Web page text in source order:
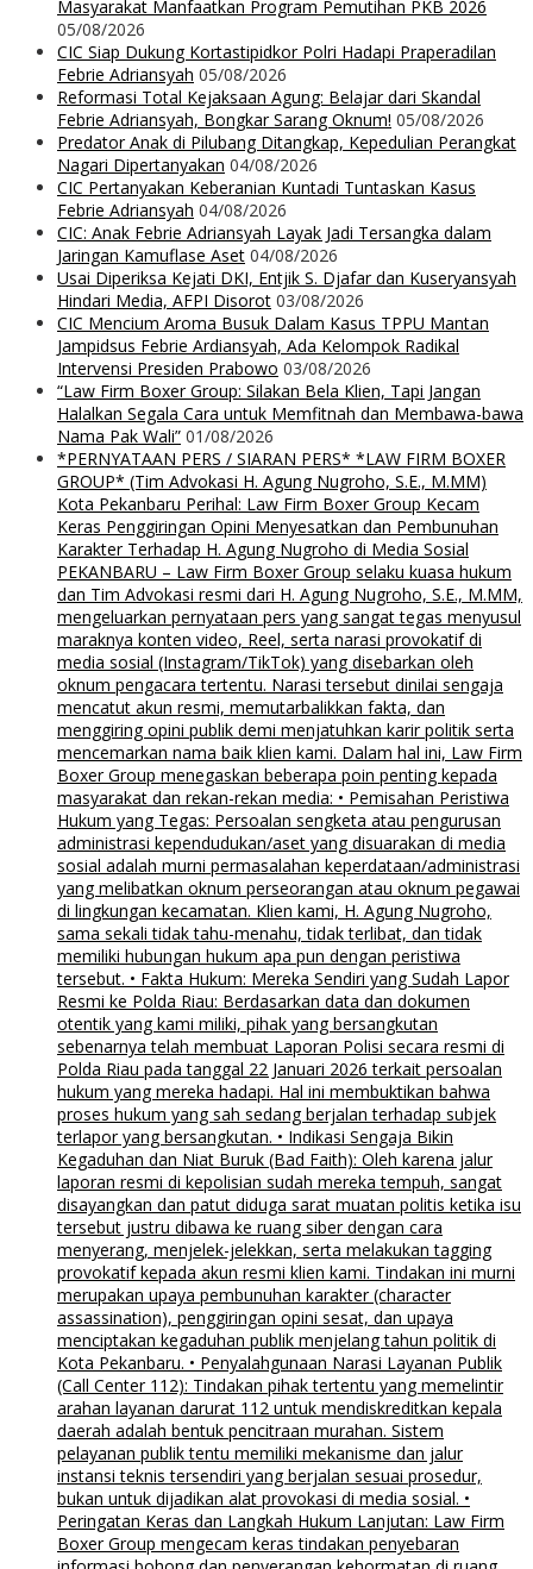
Masyarakat Manfaatkan Program Pemutihan PKB 2026
05/08/2026
CIC Siap Dukung Kortastipidkor Polri Hadapi Praperadilan
Febrie Adriansyah 05/08/2026
Reformasi Total Kejaksaan Agung: Belajar dari Skandal
Febrie Adriansyah, Bongkar Sarang Oknum! 05/08/2026
Predator Anak di Pilubang Ditangkap, Kepedulian Perangkat
Nagari Dipertanyakan 04/08/2026
CIC Pertanyakan Keberanian Kuntadi Tuntaskan Kasus
Febrie Adriansyah 04/08/2026
CIC: Anak Febrie Adriansyah Layak Jadi Tersangka dalam
Jaringan Kamuflase Aset 04/08/2026
Usai Diperiksa Kejati DKI, Entjik S. Djafar dan Kuseryansyah
Hindari Media, AFPI Disorot 03/08/2026
CIC Mencium Aroma Busuk Dalam Kasus TPPU Mantan
Jampidsus Febrie Ardiansyah, Ada Kelompok Radikal
Intervensi Presiden Prabowo 03/08/2026
“Law Firm Boxer Group: Silakan Bela Klien, Tapi Jangan
Halalkan Segala Cara untuk Memfitnah dan Membawa-bawa
Nama Pak Wali” 01/08/2026
*PERNYATAAN PERS / SIARAN PERS* *LAW FIRM BOXER
GROUP* (Tim Advokasi H. Agung Nugroho, S.E., M.MM)
Kota Pekanbaru Perihal: Law Firm Boxer Group Kecam
Keras Penggiringan Opini Menyesatkan dan Pembunuhan
Karakter Terhadap H. Agung Nugroho di Media Sosial
PEKANBARU – Law Firm Boxer Group selaku kuasa hukum
dan Tim Advokasi resmi dari H. Agung Nugroho, S.E., M.MM,
mengeluarkan pernyataan pers yang sangat tegas menyusul
maraknya konten video, Reel, serta narasi provokatif di
media sosial (Instagram/TikTok) yang disebarkan oleh
oknum pengacara tertentu. Narasi tersebut dinilai sengaja
mencatut akun resmi, memutarbalikkan fakta, dan
menggiring opini publik demi menjatuhkan karir politik serta
mencemarkan nama baik klien kami. Dalam hal ini, Law Firm
Boxer Group menegaskan beberapa poin penting kepada
masyarakat dan rekan-rekan media: • Pemisahan Peristiwa
Hukum yang Tegas: Persoalan sengketa atau pengurusan
administrasi kependudukan/aset yang disuarakan di media
sosial adalah murni permasalahan keperdataan/administrasi
yang melibatkan oknum perseorangan atau oknum pegawai
di lingkungan kecamatan. Klien kami, H. Agung Nugroho,
sama sekali tidak tahu-menahu, tidak terlibat, dan tidak
memiliki hubungan hukum apa pun dengan peristiwa
tersebut. • Fakta Hukum: Mereka Sendiri yang Sudah Lapor
Resmi ke Polda Riau: Berdasarkan data dan dokumen
otentik yang kami miliki, pihak yang bersangkutan
sebenarnya telah membuat Laporan Polisi secara resmi di
Polda Riau pada tanggal 22 Januari 2026 terkait persoalan
hukum yang mereka hadapi. Hal ini membuktikan bahwa
proses hukum yang sah sedang berjalan terhadap subjek
terlapor yang bersangkutan. • Indikasi Sengaja Bikin
Kegaduhan dan Niat Buruk (Bad Faith): Oleh karena jalur
laporan resmi di kepolisian sudah mereka tempuh, sangat
disayangkan dan patut diduga sarat muatan politis ketika isu
tersebut justru dibawa ke ruang siber dengan cara
menyerang, menjelek-jelekkan, serta melakukan tagging
provokatif kepada akun resmi klien kami. Tindakan ini murni
merupakan upaya pembunuhan karakter (character
assassination), penggiringan opini sesat, dan upaya
menciptakan kegaduhan publik menjelang tahun politik di
Kota Pekanbaru. • Penyalahgunaan Narasi Layanan Publik
(Call Center 112): Tindakan pihak tertentu yang memelintir
arahan layanan darurat 112 untuk mendiskreditkan kepala
daerah adalah bentuk pencitraan murahan. Sistem
pelayanan publik tentu memiliki mekanisme dan jalur
instansi teknis tersendiri yang berjalan sesuai prosedur,
bukan untuk dijadikan alat provokasi di media sosial. •
Peringatan Keras dan Langkah Hukum Lanjutan: Law Firm
Boxer Group mengecam keras tindakan penyebaran